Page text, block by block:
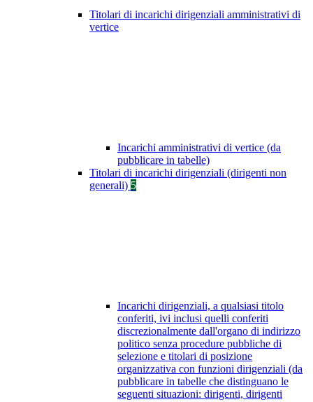
Titolari di incarichi dirigenziali amministrativi di
vertice
Incarichi amministrativi di vertice (da
pubblicare in tabelle)
Titolari di incarichi dirigenziali (dirigenti non
generali) 5
Incarichi dirigenziali, a qualsiasi titolo
conferiti, ivi inclusi quelli conferiti
discrezionalmente dall'organo di indirizzo
politico senza procedure pubbliche di
selezione e titolari di posizione
organizzativa con funzioni dirigenziali (da
pubblicare in tabelle che distinguano le
seguenti situazioni: dirigenti, dirigenti